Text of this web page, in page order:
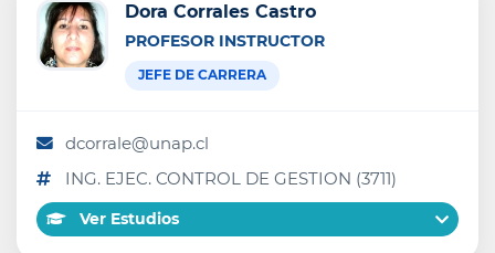
Dora Corrales Castro
PROFESOR INSTRUCTOR
JEFE DE CARRERA
dcorrale@unap.cl
ING. EJEC. CONTROL DE GESTION (3711)
Ver Estudios